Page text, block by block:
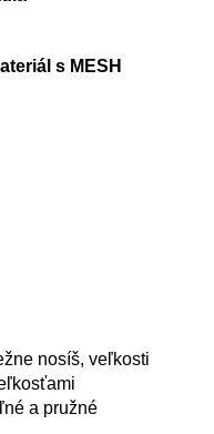
s MESH
nosíš, veľkosti
a pružné